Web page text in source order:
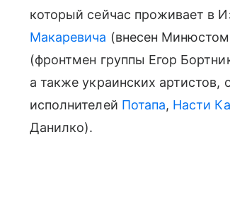
который сейчас проживает в
Макаревича (внесен Минюстом
(фронтмен группы Егор
а также украинских
исполнителей Потапа, Насти
Данилко).